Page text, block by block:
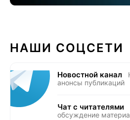
НАШИ СОЦСЕТИ
Новостной канал
анонсы публикаций
Чат с читателями
обсуждение